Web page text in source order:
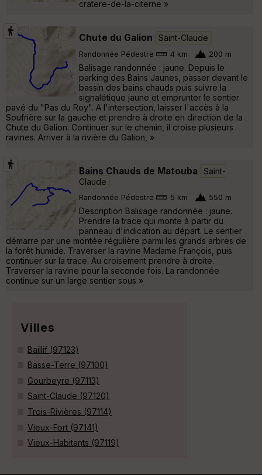
cratere-de-la-citerne »
Chute du Galion Saint-Claude
Randonnée Pédestre 4 km 200 m
Balisage randonnée : jaune. Depuis le
parking des Bains Jaunes, passer devant le
bassin des bains chauds puis suivre la
signalétique jaune et emprunter le sentier
pavé du "Pas du Roy". A l'intersection, laisser l'accès à la
Soufrière sur la gauche et prendre à droite en direction de la
Chute du Galion. Continuer sur le chemin, il croise plusieurs
ravines. Arriver à la rivière du Galion, »
Bains Chauds de Matouba
Saint-
Claude
Randonnée Pédestre 5 km 550 m
Description Balisage randonnée : jaune.
Prendre la trace qui monte à partir du
panneau d'indication au départ. Le sentier
démarre par une montée régulière parmi les grands arbres de
la forêt humide. Traverser la ravine Madame François, puis
continuer sur la trace. Au croisement prendre à droite.
Traverser la ravine pour la seconde fois. La randonnée
continue sur un large sentier sous »
Villes
Baillif (97123)
Basse-Terre (97100)
Gourbeyre (97113)
Saint-Claude (97120)
Trois-Rivières (97114)
Vieux-Fort (97141)
Vieux-Habitants (97119)